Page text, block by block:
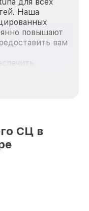
Наша
повышают
вам
для
Fortuna, вне
в городе
уровень
СЦ в